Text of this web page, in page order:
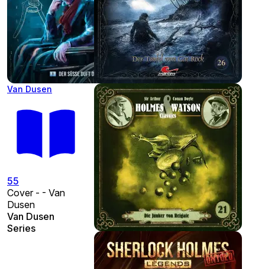
Van Dusen
55
Cover - - Van
Dusen
Van Dusen
Series